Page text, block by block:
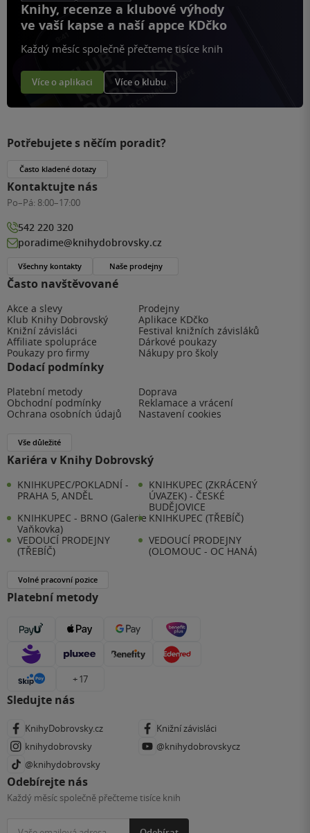
Knihy, recenze a klubové výhody
ve vaší kapse a naší appce KDčko
Každý měsíc společně přečteme tisíce knih
Více o aplikaci Více o klubu
Často navštěvované
Akce a slevy
Prodejny
Klub Knihy Dobrovský
Aplikace KDčko
Knižní závisláci
Festival knižních závisláků
Affiliate spolupráce
Dárkové poukazy
Poukazy pro firmy
Nákupy pro školy
Dodací podmínky
Platební metody
Doprava
Obchodní podmínky
Reklamace a vrácení
Ochrana osobních údajů
Nastavení cookies
Vše důležité
Kariéra v Knihy Dobrovský
KNIHKUPEC/POKLADNÍ -
PRAHA 5, ANDĚL
KNIHKUPEC (ZKRÁCENÝ
ÚVAZEK) - ČESKÉ
BUDĚJOVICE
KNIHKUPEC - BRNO (Galerie
Vaňkovka)
KNIHKUPEC (TŘEBÍČ)
VEDOUCÍ PRODEJNY
(TŘEBÍČ)
VEDOUCÍ PRODEJNY
(OLOMOUC - OC HANÁ)
Volné pracovní pozice
Platební metody
+ 17
Sledujte nás
KnihyDobrovsky.cz
Knižní závisláci
knihydobrovsky
@knihydobrovskycz
@knihydobrovsky
Odebírejte nás
Každý měsíc společně přečteme tisíce knih
Potřebujete s něčím poradit?
Často kladené dotazy
Kontaktujte nás
Po–Pá: 8:00–17:00
542 220 320
poradime@knihydobrovsky.cz
Všechny kontakty Naše prodejny